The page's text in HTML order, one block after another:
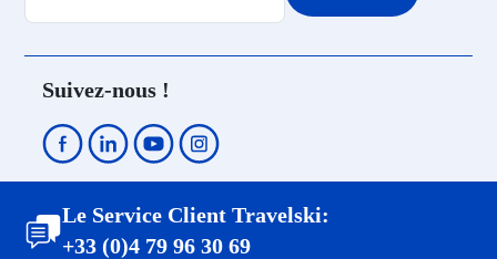
Suivez-nous !
Le Service Client Travelski:
+33 (0)4 79 96 30 69